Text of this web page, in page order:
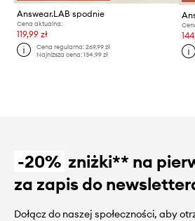
Answear.LAB spodnie
Cena aktualna:
119,99 zł
Cena regularna:269,99 zł
Najniższa cena:134,99 zł
-20% zniżki** na
za zapis do
Dołącz do naszej społeczności, aby